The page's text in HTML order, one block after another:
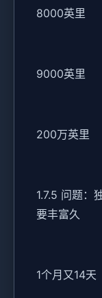
8000英里
9000英里
200万英里
1.7.5 问题：
要丰富久
1个月又14天